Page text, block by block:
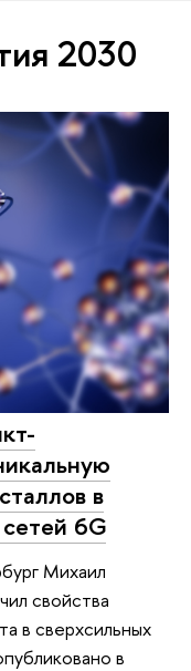
2030
в
6G
Михаил
свойства
в сверхсильных
в